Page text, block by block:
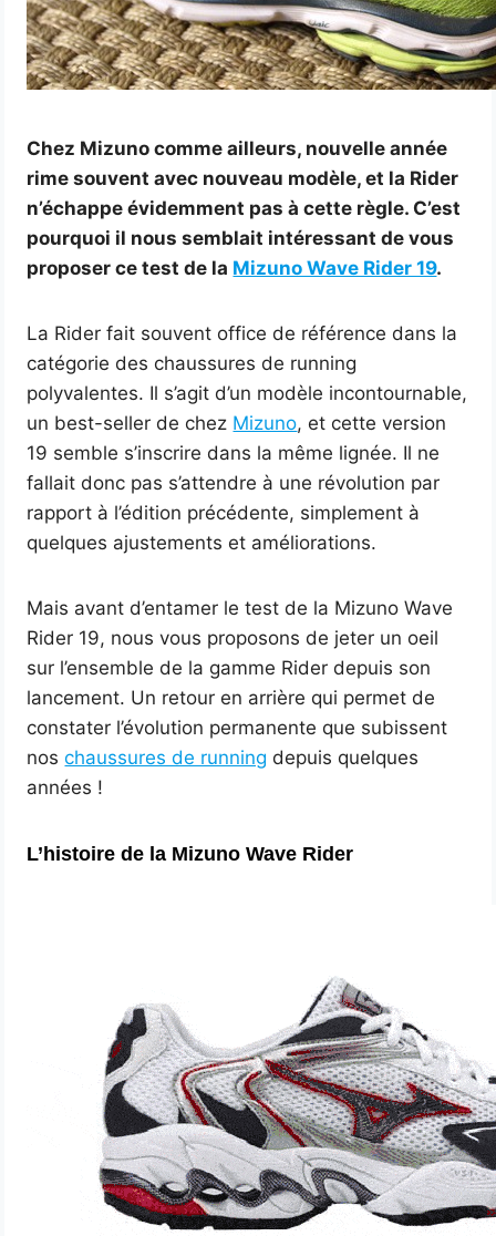
Chez Mizuno comme ailleurs, nouvelle année
rime souvent avec nouveau modèle, et la Rider
n’échappe évidemment pas à cette règle. C’est
pourquoi il nous semblait intéressant de vous
proposer ce test de la Mizuno Wave Rider 19.
La Rider fait souvent office de référence dans la
catégorie des chaussures de running
polyvalentes. Il s’agit d’un modèle incontournable,
un best-seller de chez Mizuno, et cette version
19 semble s’inscrire dans la même lignée. Il ne
fallait donc pas s’attendre à une révolution par
rapport à l’édition précédente, simplement à
quelques ajustements et améliorations.
Mais avant d’entamer le test de la Mizuno Wave
Rider 19, nous vous proposons de jeter un oeil
sur l’ensemble de la gamme Rider depuis son
lancement. Un retour en arrière qui permet de
constater l’évolution permanente que subissent
noschaussures de running depuis quelques
années !
L’histoire de la Mizuno Wave Rider